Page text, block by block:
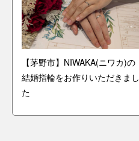
【茅野市】NIWAKA(ニワカ)の
結婚指輪をお作りいただきまし
た